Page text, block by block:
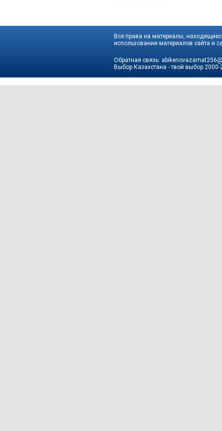
Все права на материалы,
использовании материалов сайта и
Обратная связь:
Выбор Казахстана - твой выбор 2000-